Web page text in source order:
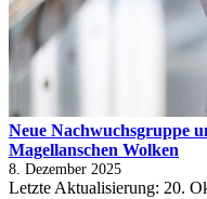
Neue Nachwuchsgruppe
Magellanschen Wolken
8. Dezember 2025
Letzte Aktualisierung: 20.